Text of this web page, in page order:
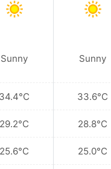
Sunny
34.4°C
29.2°C
25.6°C
Sunny
33.6°C
28.8°C
25.0°C